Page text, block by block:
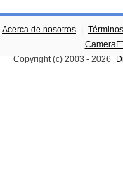
Acerca de nosotros
Copyright (c) 2003 - 2026